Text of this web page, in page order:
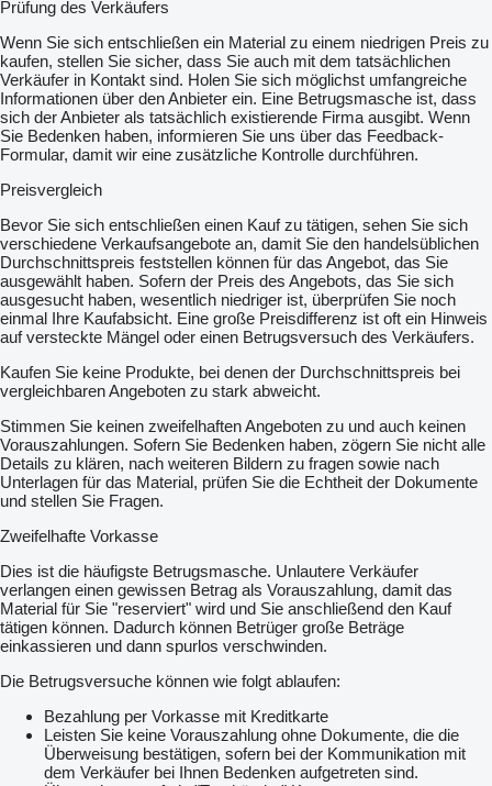
Prüfung des Verkäufers
Wenn Sie sich entschließen ein Material zu einem niedrigen Preis zu
kaufen, stellen Sie sicher, dass Sie auch mit dem tatsächlichen
Verkäufer in Kontakt sind. Holen Sie sich möglichst umfangreiche
Informationen über den Anbieter ein. Eine Betrugsmasche ist, dass
sich der Anbieter als tatsächlich existierende Firma ausgibt. Wenn
Sie Bedenken haben, informieren Sie uns über das Feedback-
Formular, damit wir eine zusätzliche Kontrolle durchführen.
Preisvergleich
Bevor Sie sich entschließen einen Kauf zu tätigen, sehen Sie sich
verschiedene Verkaufsangebote an, damit Sie den handelsüblichen
Durchschnittspreis feststellen können für das Angebot, das Sie
ausgewählt haben. Sofern der Preis des Angebots, das Sie sich
ausgesucht haben, wesentlich niedriger ist, überprüfen Sie noch
einmal Ihre Kaufabsicht. Eine große Preisdifferenz ist oft ein Hinweis
auf versteckte Mängel oder einen Betrugsversuch des Verkäufers.
Kaufen Sie keine Produkte, bei denen der Durchschnittspreis bei
vergleichbaren Angeboten zu stark abweicht.
Stimmen Sie keinen zweifelhaften Angeboten zu und auch keinen
Vorauszahlungen. Sofern Sie Bedenken haben, zögern Sie nicht alle
Details zu klären, nach weiteren Bildern zu fragen sowie nach
Unterlagen für das Material, prüfen Sie die Echtheit der Dokumente
und stellen Sie Fragen.
Zweifelhafte Vorkasse
Dies ist die häufigste Betrugsmasche. Unlautere Verkäufer
verlangen einen gewissen Betrag als Vorauszahlung, damit das
Material für Sie "reserviert" wird und Sie anschließend den Kauf
tätigen können. Dadurch können Betrüger große Beträge
einkassieren und dann spurlos verschwinden.
Die Betrugsversuche können wie folgt ablaufen:
Bezahlung per Vorkasse mit Kreditkarte
Leisten Sie keine Vorauszahlung ohne Dokumente, die die
Überweisung bestätigen, sofern bei der Kommunikation mit
dem Verkäufer bei Ihnen Bedenken aufgetreten sind.